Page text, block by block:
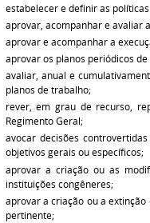
estabelecer e definir as
aprovar, acompanhar e avaliar
aprovar e acompanhar a
aprovar os planos periódicos
avaliar, anual e
planos de trabalho;
rever, em grau de recurso,
Regimento Geral;
avocar decisões
objetivos gerais ou específicos;
aprovar a criação ou as
instituições congêneres;
aprovar a criação ou a
pertinente;